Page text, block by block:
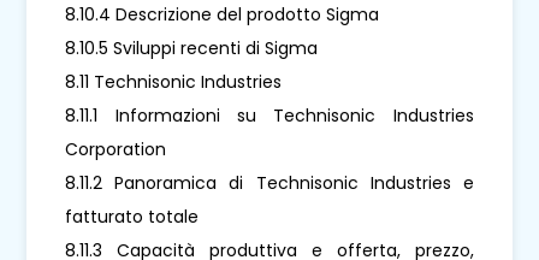
8.10.4 Descrizione del prodotto Sigma
8.10.5 Sviluppi recenti di Sigma
8.11 Technisonic Industries
8.11.1 Informazioni su Technisonic Industries
Corporation
8.11.2 Panoramica di Technisonic Industries e
fatturato totale
8.11.3 Capacità produttiva e offerta, prezzo,